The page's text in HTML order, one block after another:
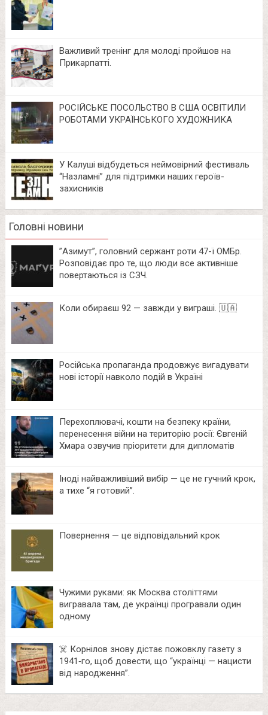
Важливий тренінг для молоді пройшов на
Прикарпатті.
РОСІЙСЬКЕ ПОСОЛЬСТВО В США ОСВІТИЛИ
РОБОТАМИ УКРАЇНСЬКОГО ХУДОЖНИКА
У Калуші відбудеться неймовірний фестиваль
“Назламні” для підтримки наших героїв-
захисників
Головні новини
⁨”Азимут”, головний сержант роти 47-ї ОМБр.
Розповідає про те, що люди все активніше
повертаються із СЗЧ.
Коли обираєш 92 — завжди у виграші. 🇺🇦
Російська пропаганда продовжує вигадувати
нові історії навколо подій в Україні
Перехоплювачі, кошти на безпеку країни,
перенесення війни на територію росії: Євгеній
Хмара озвучив пріоритети для дипломатів
Іноді найважливіший вибір — це не гучний крок,
а тихе “я готовий”.
Повернення — це відповідальний крок
Чужими руками: як Москва століттями
вигравала там, де українці програвали один
одному
☠️ Корнілов знову дістає пожовклу газету з
1941‑го, щоб довести, що “українці — нацисти
від народження”.